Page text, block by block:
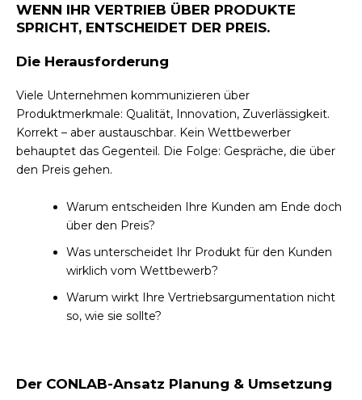
WENN IHR VERTRIEB ÜBER PRODUKTE
SPRICHT, ENTSCHEIDET DER PREIS.
Die Herausforderung
Viele Unternehmen kommunizieren über
Produktmerkmale: Qualität, Innovation, Zuverlässigkeit.
Korrekt – aber austauschbar. Kein Wettbewerber
behauptet das Gegenteil. Die Folge: Gespräche, die über
den Preis gehen.
Warum entscheiden Ihre Kunden am Ende doch
über den Preis?
Was unterscheidet Ihr Produkt für den Kunden
wirklich vom Wettbewerb?
Warum wirkt Ihre Vertriebsargumentation nicht
so, wie sie sollte?
Der CONLAB-Ansatz Planung & Umsetzung